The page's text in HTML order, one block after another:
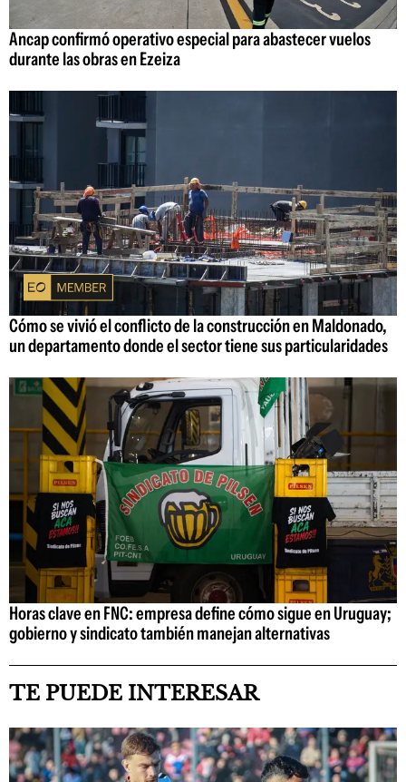
Ancap confirmó operativo especial para abastecer vuelos
durante las obras en Ezeiza
Cómo se vivió el conflicto de la construcción en Maldonado,
un departamento donde el sector tiene sus particularidades
Horas clave en FNC: empresa define cómo sigue en Uruguay;
gobierno y sindicato también manejan alternativas
TE PUEDE INTERESAR